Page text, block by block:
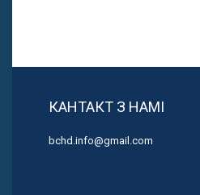
КАНТАКТ З НАМІ
bchd.info@gmail.com